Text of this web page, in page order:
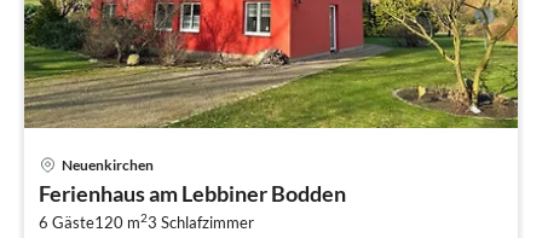
Neuenkirchen
Ferienhaus am Lebbiner Bodden
6 Gäste120 m23 Schlafzimmer